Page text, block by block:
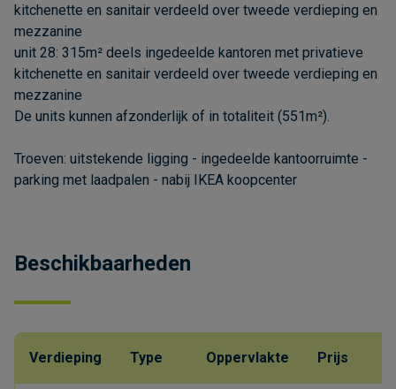
kitchenette en sanitair verdeeld over tweede verdieping en
mezzanine
unit 28: 315m² deels ingedeelde kantoren met privatieve
kitchenette en sanitair verdeeld over tweede verdieping en
mezzanine
De units kunnen afzonderlijk of in totaliteit (551m²).
Troeven: uitstekende ligging - ingedeelde kantoorruimte -
parking met laadpalen - nabij IKEA koopcenter
Beschikbaarheden
Verdieping Type Oppervlakte Prijs